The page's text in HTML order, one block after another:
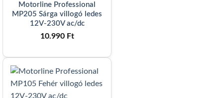
Motorline Professional
MP205 Sárga villogó ledes
12V-230V ac/dc
10.990 Ft